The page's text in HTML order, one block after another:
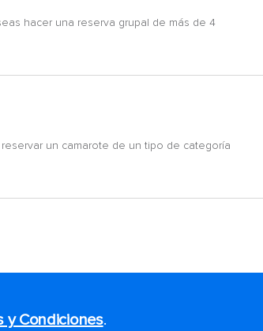
hacer una reserva grupal de más de 4
un camarote de un tipo de categoría
y Condiciones.